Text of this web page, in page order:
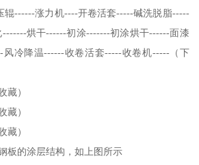
辊------涨力机----开卷活套-----碱洗脱脂-----
烘干------初涂-------初涂烘干------面漆
冷降温------收卷活套-----收卷机-----（下
藏）
藏）
藏）
板的涂层结构，如上图所示